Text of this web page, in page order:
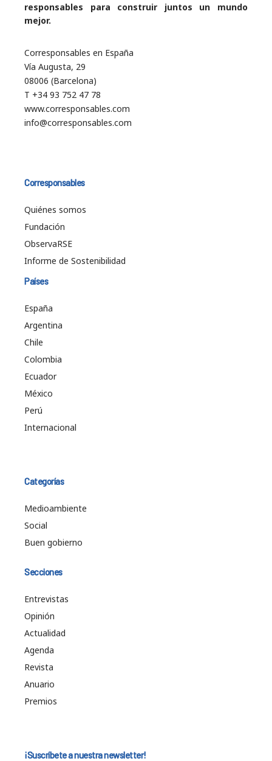
responsables para construir juntos un mundo
mejor.
Corresponsables en España
Vía Augusta, 29
08006 (Barcelona)
T +34 93 752 47 78
www.corresponsables.com
info@corresponsables.com
Corresponsables
Quiénes somos
Fundación
ObservaRSE
Informe de Sostenibilidad
Países
España
Argentina
Chile
Colombia
Ecuador
México
Perú
Internacional
Categorías
Medioambiente
Social
Buen gobierno
Secciones
Entrevistas
Opinión
Actualidad
Agenda
Revista
Anuario
Premios
¡Suscríbete a nuestra newsletter!